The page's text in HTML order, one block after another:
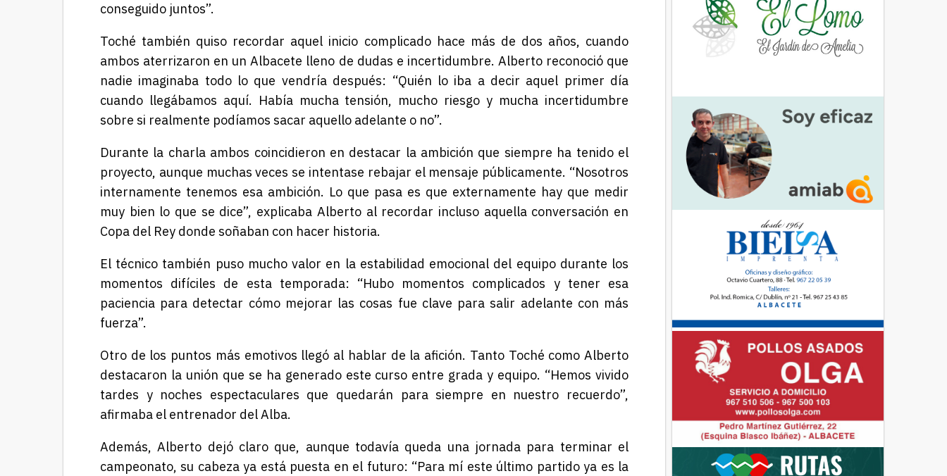
conseguido juntos”.
Toché también quiso recordar aquel inicio complicado hace más de dos años, cuando
ambos aterrizaron en un Albacete lleno de dudas e incertidumbre. Alberto reconoció que
nadie imaginaba todo lo que vendría después: “Quién lo iba a decir aquel primer día
cuando llegábamos aquí. Había mucha tensión, mucho riesgo y mucha incertidumbre
sobre si realmente podíamos sacar aquello adelante o no”.
Durante la charla ambos coincidieron en destacar la ambición que siempre ha tenido el
proyecto, aunque muchas veces se intentase rebajar el mensaje públicamente. “Nosotros
internamente tenemos esa ambición. Lo que pasa es que externamente hay que medir
muy bien lo que se dice”, explicaba Alberto al recordar incluso aquella conversación en
Copa del Rey donde soñaban con hacer historia.
El técnico también puso mucho valor en la estabilidad emocional del equipo durante los
momentos difíciles de esta temporada: “Hubo momentos complicados y tener esa
paciencia para detectar cómo mejorar las cosas fue clave para salir adelante con más
fuerza”.
Otro de los puntos más emotivos llegó al hablar de la afición. Tanto Toché como Alberto
destacaron la unión que se ha generado este curso entre grada y equipo. “Hemos vivido
tardes y noches espectaculares que quedarán para siempre en nuestro recuerdo”,
afirmaba el entrenador del Alba.
Además, Alberto dejó claro que, aunque todavía queda una jornada para terminar el
campeonato, su cabeza ya está puesta en el futuro: “Para mí este último partido ya es la